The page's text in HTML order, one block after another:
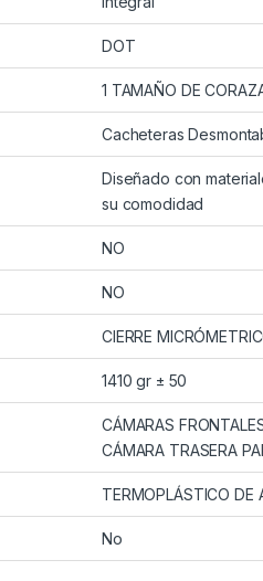
DOT
1 TAMAÑO DE
Cacheteras
Diseñado con
su comodidad
NO
NO
CIERRE
1410 gr ± 50
CÁMARAS
CÁMARA TRASERA
TERMOPLÁSTICO DE
No